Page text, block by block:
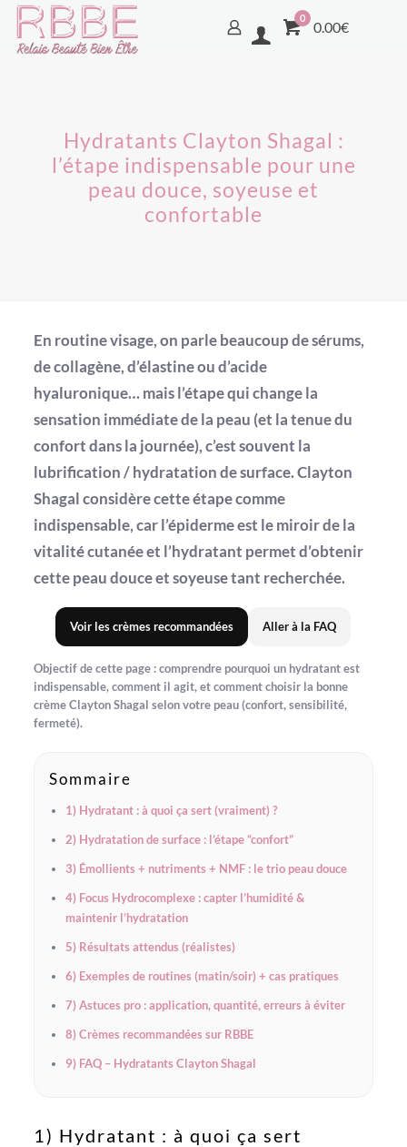
0
0.00€
Hydratants Clayton Shagal :
l’étape indispensable pour une
peau douce, soyeuse et
confortable
En routine visage, on parle beaucoup de sérums,
de collagène, d’élastine ou d’acide
hyaluronique… mais l’étape qui change la
sensation immédiate de la peau (et la tenue du
confort dans la journée), c’est souvent la
lubrification / hydratation de surface. Clayton
Shagal considère cette étape comme
indispensable, car l’épiderme est le miroir de la
vitalité cutanée et l’hydratant permet d’obtenir
cette peaudouce et soyeusetant recherchée.
Voir les crèmes recommandées Aller à la FAQ
Objectif de cette page : comprendre pourquoi un hydratant est
indispensable, comment il agit, et comment choisir la bonne
crème Clayton Shagal selon votre peau (confort, sensibilité,
fermeté).
Sommaire
1) Hydratant : à quoi ça sert (vraiment) ?
2) Hydratation de surface : l’étape “confort”
3) Émollients + nutriments + NMF : le trio peau douce
4) Focus Hydrocomplexe : capter l’humidité &
maintenir l’hydratation
5) Résultats attendus (réalistes)
6) Exemples de routines (matin/soir) + cas pratiques
7) Astuces pro : application, quantité, erreurs à éviter
8) Crèmes recommandées sur RBBE
9) FAQ – Hydratants Clayton Shagal
1) Hydratant : à quoi ça sert